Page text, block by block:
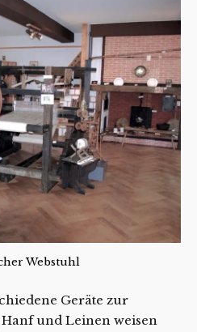
Webstuhl
Geräte zur
und Leinen weisen